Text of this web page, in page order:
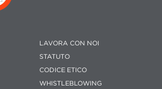
LAVORA CON NOI
STATUTO
CODICE ETICO
WHISTLEBLOWING